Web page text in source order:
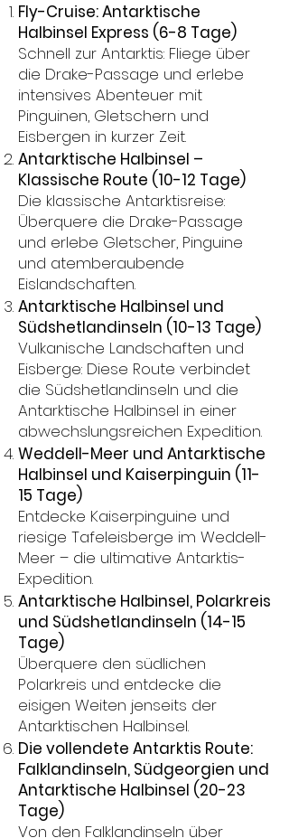
Fly-Cruise: Antarktische
Halbinsel Express (6-8 Tage)
Schnell zur Antarktis: Fliege über
die Drake-Passage und erlebe
intensives Abenteuer mit
Pinguinen, Gletschern und
Eisbergen in kurzer Zeit.
Antarktische Halbinsel –
Klassische Route (10-12 Tage)
Die klassische Antarktisreise:
Überquere die Drake-Passage
und erlebe Gletscher, Pinguine
und atemberaubende
Eislandschaften.
Antarktische Halbinsel und
Südshetlandinseln (10-13 Tage)
Vulkanische Landschaften und
Eisberge: Diese Route verbindet
die Südshetlandinseln und die
Antarktische Halbinsel in einer
abwechslungsreichen Expedition.
Weddell-Meer und Antarktische
Halbinsel und Kaiserpinguin (11-
15 Tage)
Entdecke Kaiserpinguine und
riesige Tafeleisberge im Weddell-
Meer – die ultimative Antarktis-
Expedition.
Antarktische Halbinsel, Polarkreis
und Südshetlandinseln (14-15
Tage)
Überquere den südlichen
Polarkreis und entdecke die
eisigen Weiten jenseits der
Antarktischen Halbinsel.
Die vollendete Antarktis Route:
Falklandinseln, Südgeorgien und
Antarktische Halbinsel (20-23
Tage)
Von den Falklandinseln über